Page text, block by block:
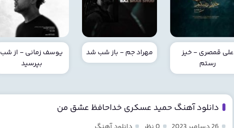
علی قمصری - خیز
رستم
مهراد جم - باز شب شد
یوسف زمانی - از شب
بپرسید
دانلود آهنگ حمید عسکری خداحافظ عشق من